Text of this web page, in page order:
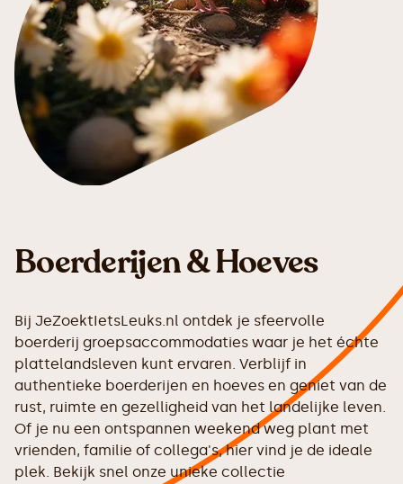
Boerderijen & Hoeves
Bij JeZoektIetsLeuks.nl ontdek je sfeervolle
boerderij groepsaccommodaties waar je het échte
plattelandsleven kunt ervaren. Verblijf in
authentieke boerderijen en hoeves en geniet van de
rust, ruimte en gezelligheid van het landelijke leven.
Of je nu een ontspannen weekend weg plant met
vrienden, familie of collega's, hier vind je de ideale
plek. Bekijk snel onze unieke collectie